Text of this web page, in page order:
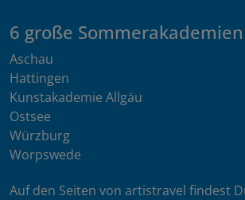
6 große Sommerakademien
Aschau
Hattingen
Kunstakademie Allgäu
Ostsee
Würzburg
Worpswede
Auf den Seiten von artistravel findest